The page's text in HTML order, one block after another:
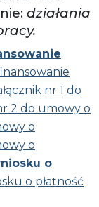
działania
nr 1 do
2 do umowy o
o
o
o
o płatność